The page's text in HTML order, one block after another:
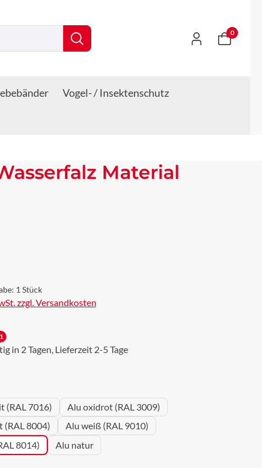
0
Vogel- / Insektenschutz
Material
1 Stück
zzgl. Versandkosten
in 2 Tagen, Lieferzeit 2-5 Tage
(RAL 7016)
Alu oxidrot (RAL 3009)
(RAL 8004)
Alu weiß (RAL 9010)
8014)
Alu natur